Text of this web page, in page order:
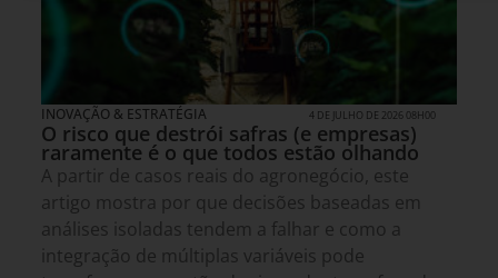
INOVAÇÃO & ESTRATÉGIA 4 DE JULHO DE 2026 08H00
O risco que destrói safras (e empresas)
raramente é o que todos estão olhando
A partir de casos reais do agronegócio, este
artigo mostra por que decisões baseadas em
análises isoladas tendem a falhar e como a
integração de múltiplas variáveis pode